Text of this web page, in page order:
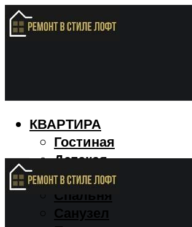
КВАРТИРА
Гостиная
Детская
Кухня
Спальня
Санузел